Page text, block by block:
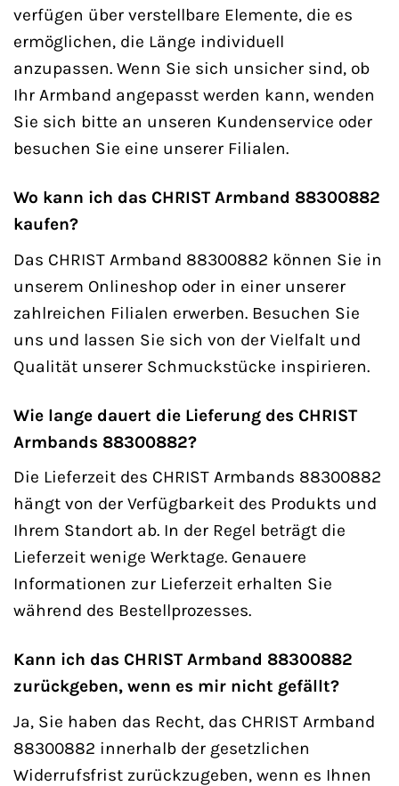
verfügen über verstellbare Elemente, die es
ermöglichen, die Länge individuell
anzupassen. Wenn Sie sich unsicher sind, ob
Ihr Armband angepasst werden kann, wenden
Sie sich bitte an unseren Kundenservice oder
besuchen Sie eine unserer Filialen.
Wo kann ich das CHRIST Armband 88300882
kaufen?
Das CHRIST Armband 88300882 können Sie in
unserem Onlineshop oder in einer unserer
zahlreichen Filialen erwerben. Besuchen Sie
uns und lassen Sie sich von der Vielfalt und
Qualität unserer Schmuckstücke inspirieren.
Wie lange dauert die Lieferung des CHRIST
Armbands 88300882?
Die Lieferzeit des CHRIST Armbands 88300882
hängt von der Verfügbarkeit des Produkts und
Ihrem Standort ab. In der Regel beträgt die
Lieferzeit wenige Werktage. Genauere
Informationen zur Lieferzeit erhalten Sie
während des Bestellprozesses.
Kann ich das CHRIST Armband 88300882
zurückgeben, wenn es mir nicht gefällt?
Ja, Sie haben das Recht, das CHRIST Armband
88300882 innerhalb der gesetzlichen
Widerrufsfrist zurückzugeben, wenn es Ihnen